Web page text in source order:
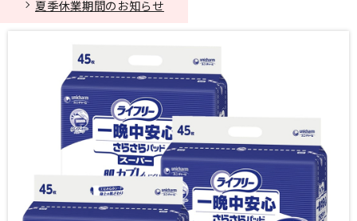
夏季休業期間のお知らせ